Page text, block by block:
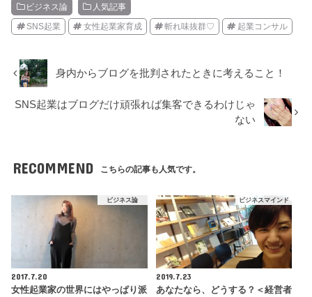
ビジネス論 人気記事
SNS起業 女性起業家育成 斬れ味抜群♡ 起業コンサル
身内からブログを批判されたときに考えること！
SNS起業はブログだけ頑張れば集客できるわけじゃ
ない
RECOMMEND こちらの記事も人気です。
ビジネス論
2017.7.20
女性起業家の世界にはやっぱり派
ビジネスマインド
2019.7.23
あなたなら、どうする？＜経営者